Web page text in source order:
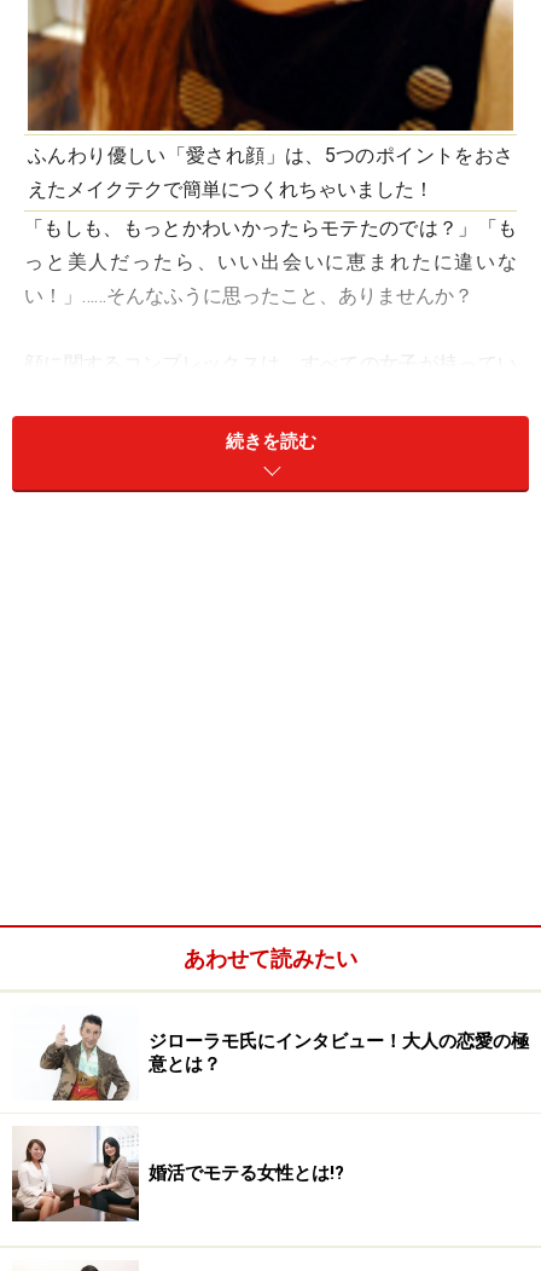
ふんわり優しい「愛され顔」は、5つのポイントをおさ
えたメイクテクで簡単につくれちゃいました！
「もしも、もっとかわいかったらモテたのでは？」「も
っと美人だったら、いい出会いに恵まれたに違いな
い！」……そんなふうに思ったこと、ありませんか？
顔に関するコンプレックスは、すべての女子が持ってい
するだけで、いつもの顔が「愛され顔」に変身するなら
やってみない手はないでしょう？
……というわけで、早速、「愛され顔」の伝道師のもとへ
GO！
いつものメイク用品で簡単に「愛され顔」
に変身！
続きを読む
あわせて読みたい
ジローラモ氏にインタビュー！大人の恋愛の極
意とは？
婚活でモテる女性とは!?